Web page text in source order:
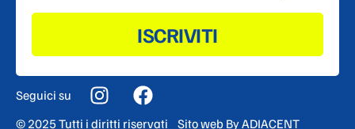
ISCRIVITI
Seguici su
© 2025 Tutti i diritti riservati
Sito web ByADIACENT